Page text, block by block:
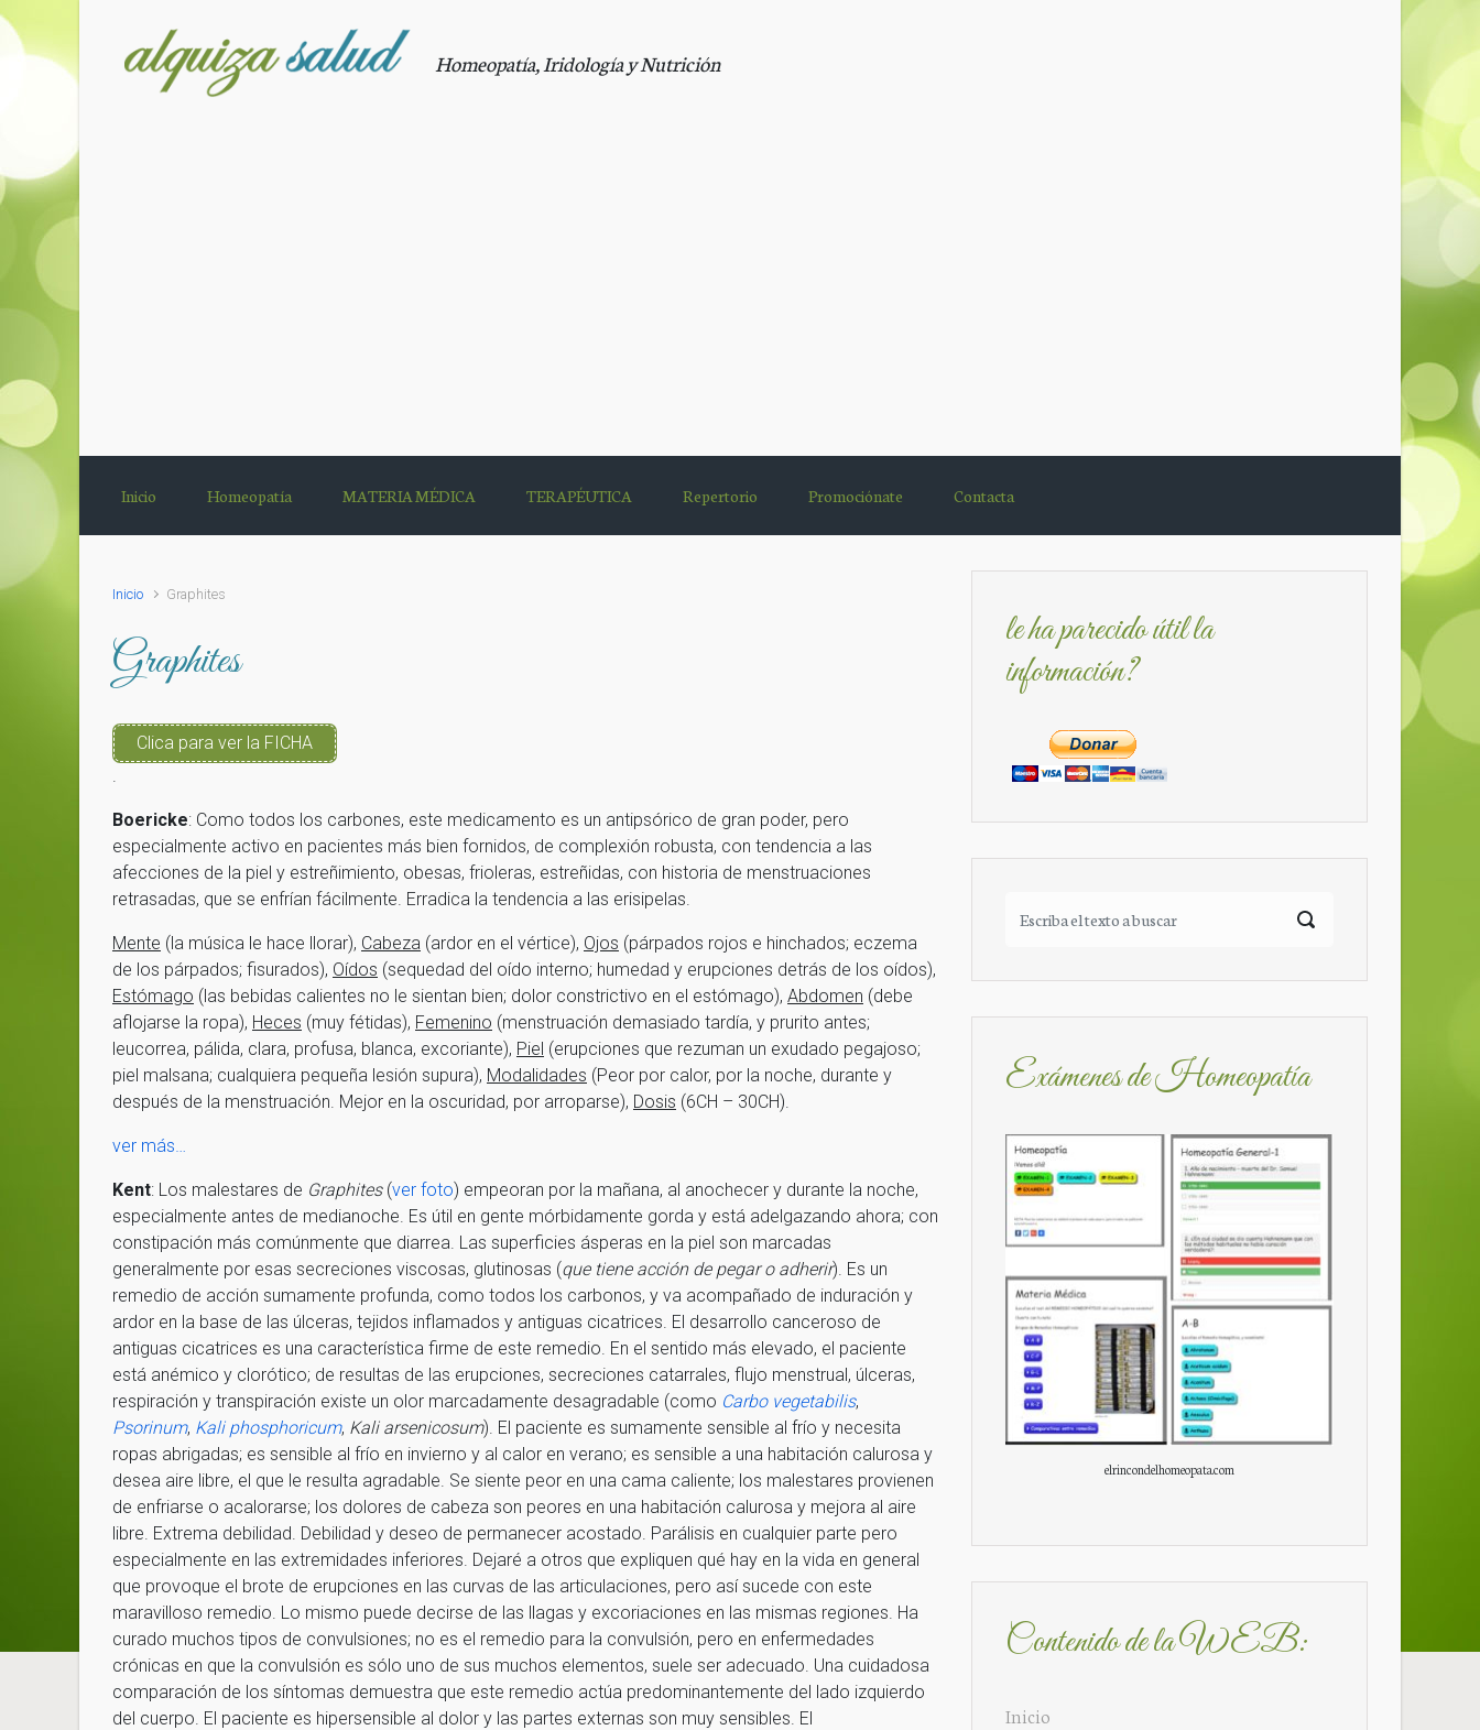
Saltar al contenido principal
Homeopatía, Iridología y Nutrición
Inicio Homeopatía MATERIA MÉDICA TERAPÉUTICA Repertorio Promociónate Contacta
Inicio Graphites
Graphites
Clica para ver la FICHA
Boericke: Como todos los carbones, este medicamento es un antipsórico de gran poder, pero
especialmente activo en pacientes más bien fornidos, de complexión robusta, con tendencia a las
afecciones de la piel y estreñimiento, obesas, frioleras, estreñidas, con historia de menstruaciones
retrasadas, que se enfrían fácilmente. Erradica la tendencia a las erisipelas.
Mente (la música le hace llorar), Cabeza (ardor en el vértice), Ojos (párpados rojos e hinchados; eczema
de los párpados; fisurados), Oídos (sequedad del oído interno; humedad y erupciones detrás de los oídos),
Estómago (las bebidas calientes no le sientan bien; dolor constrictivo en el estómago), Abdomen (debe
aflojarse la ropa), Heces (muy fétidas), Femenino (menstruación demasiado tardía, y prurito antes;
leucorrea, pálida, clara, profusa, blanca, excoriante), Piel (erupciones que rezuman un exudado pegajoso;
piel malsana; cualquiera pequeña lesión supura), Modalidades (Peor por calor, por la noche, durante y
después de la menstruación. Mejor en la oscuridad, por arroparse), Dosis (6CH – 30CH).
ver más…
Kent: Los malestares de Graphites(ver foto) empeoran por la mañana, al anochecer y durante la noche,
especialmente antes de medianoche. Es útil en gente mórbidamente gorda y está adelgazando ahora; con
constipación más comúnmente que diarrea. Las superficies ásperas en la piel son marcadas
generalmente por esas secreciones viscosas, glutinosas (que tiene acción de pegar o adherir). Es un
remedio de acción sumamente profunda, como todos los carbonos, y va acompañado de induración y
ardor en la base de las úlceras, tejidos inflamados y antiguas cicatrices. El desarrollo canceroso de
antiguas cicatrices es una característica firme de este remedio. En el sentido más elevado, el paciente
está anémico y clorótico; de resultas de las erupciones, secreciones catarrales, flujo menstrual, úlceras,
respiración y transpiración existe un olor marcadamente desagradable (como Carbo vegetabilis,
Psorinum, Kali phosphoricum, Kali arsenicosum). El paciente es sumamente sensible al frío y necesita
ropas abrigadas; es sensible al frío en invierno y al calor en verano; es sensible a una habitación calurosa y
desea aire libre, el que le resulta agradable. Se siente peor en una cama caliente; los malestares provienen
de enfriarse o acalorarse; los dolores de cabeza son peores en una habitación calurosa y mejora al aire
libre. Extrema debilidad. Debilidad y deseo de permanecer acostado. Parálisis en cualquier parte pero
especialmente en las extremidades inferiores. Dejaré a otros que expliquen qué hay en la vida en general
que provoque el brote de erupciones en las curvas de las articulaciones, pero así sucede con este
maravilloso remedio. Lo mismo puede decirse de las llagas y excoriaciones en las mismas regiones. Ha
curado muchos tipos de convulsiones; no es el remedio para la convulsión, pero en enfermedades
crónicas en que la convulsión es sólo uno de sus muchos elementos, suele ser adecuado. Una cuidadosa
comparación de los síntomas demuestra que este remedio actúa predominantemente del lado izquierdo
del cuerpo. El paciente es hipersensible al dolor y las partes externas son muy sensibles. El
le ha parecido útil la
información?
Exámenes de Homeopatía
elrincondelhomeopata.com
Contenido de la WEB:
Inicio